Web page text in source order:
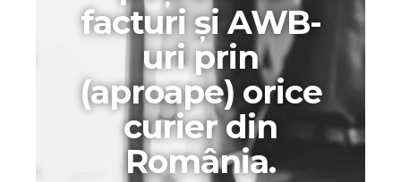
facturi și AWB-
uri prin
(aproape) orice
curier din
România.